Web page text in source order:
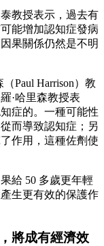
教授表示，過去有
能增加認知症發病
果關係仍然是不明
Paul Harrison）教
·哈里森教授表
症的。一種可能性
而導致認知症；另
作用，這種佐劑使
給 50 多歲更年輕
生更有效的保護作
將成有經濟效